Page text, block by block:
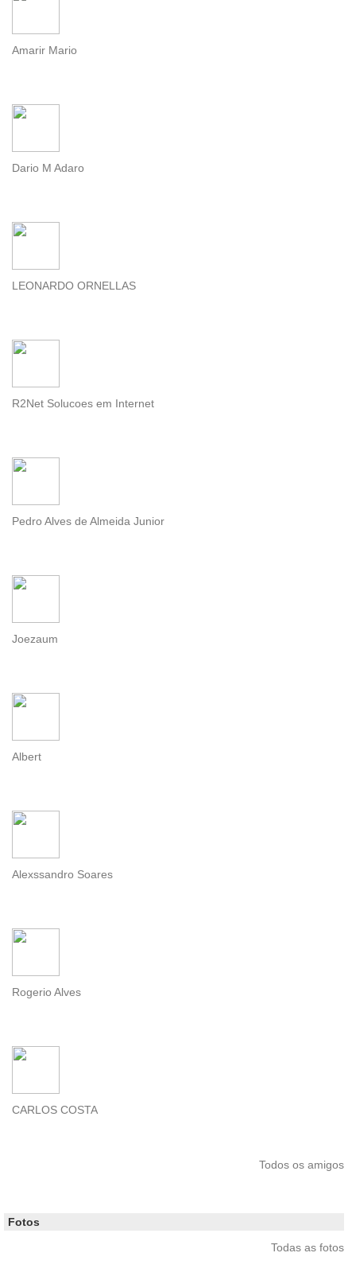
Amarir Mario
Dario M Adaro
LEONARDO ORNELLAS
R2Net Solucoes em Internet
Pedro Alves de Almeida Junior
Joezaum
Albert
Alexssandro Soares
Rogerio Alves
CARLOS COSTA
Todos os amigos
Fotos
Todas as fotos